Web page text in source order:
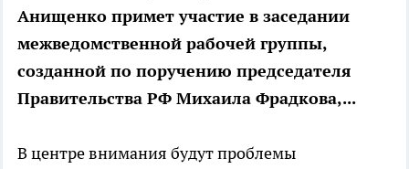
Анищенко примет участие в заседании
межведомственной рабочей группы,
созданной по поручению председателя
Правительства РФ Михаила Фрадкова,...
В центре внимания будут проблемы